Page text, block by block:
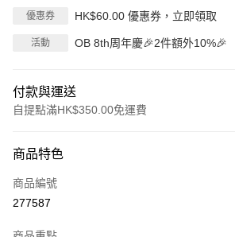
優惠券 HK$60.00 優惠券，立即領取
活動 OB 8th周年慶🎉2件額外10%🎉
付款與運送
自提點滿HK$350.00免運費
信用卡
Apple Pay
商品特色
商品編號
277587